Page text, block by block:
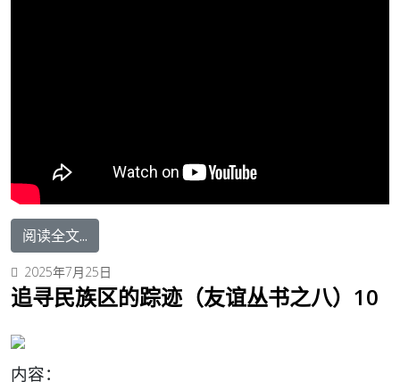
阅读全文...
2025年7月25日
追寻民族区的踪迹（友谊丛书之八）10
内容：